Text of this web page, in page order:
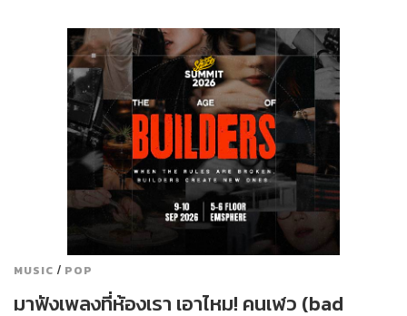
MUSIC / POP
มาฟังเพลงที่ห้องเรา เอาไหม! คนเฬว (bad